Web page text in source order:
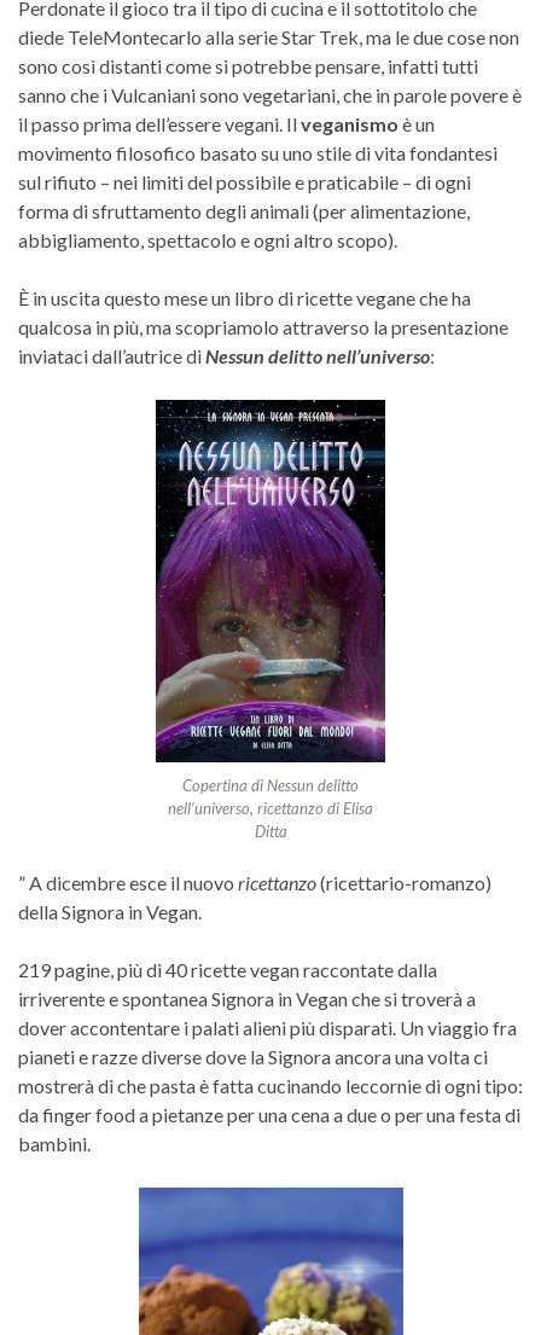
Perdonate il gioco tra il tipo di cucina e il sottotitolo che
diede TeleMontecarlo alla serie Star Trek, ma le due cose non
sono così distanti come si potrebbe pensare, infatti tutti
sanno che i Vulcaniani sono vegetariani, che in parole povere è
il passo prima dell’essere vegani. Ilveganismo è un
movimento filosofico basato su uno stile di vita fondantesi
sul rifiuto – nei limiti del possibile e praticabile – di ogni
forma di sfruttamento degli animali (per alimentazione,
abbigliamento, spettacolo e ogni altro scopo).
È in uscita questo mese un libro di ricette vegane che ha
qualcosa in più, ma scopriamolo attraverso la presentazione
inviataci dall’autrice di Nessun delitto nell’universo:
Copertina di Nessun delitto
nell’universo, ricettanzo di Elisa
Ditta
” A dicembre esce il nuovo ricettanzo(ricettario-romanzo)
della Signora in Vegan.
219 pagine, più di 40 ricette vegan raccontate dalla
irriverente e spontanea Signora in Vegan che si troverà a
dover accontentare i palati alieni più disparati. Un viaggio fra
pianeti e razze diverse dove la Signora ancora una volta ci
mostrerà di che pasta è fatta cucinando leccornie di ogni tipo:
da finger food a pietanze per una cena a due o per una festa di
bambini.